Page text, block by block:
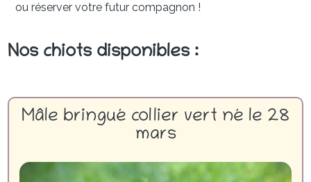
ou réserver votre futur compagnon !
Nos chiots disponibles :
Mâle bringué collier vert né le 28
mars